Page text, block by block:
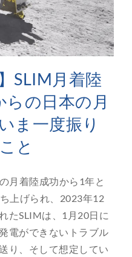
SLIM月着陸
の日本の月
ま一度振り
と
月着陸成功から1年と
上げられ、2023年12
たSLIMは、1月20日に
電ができないトラブル
り、そして想定してい